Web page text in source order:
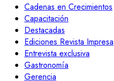
Cadenas en Crecimientos
Capacitación
Destacadas
Ediciones Revista Impresa
Entrevista exclusiva
Gastronomía
Gerencia